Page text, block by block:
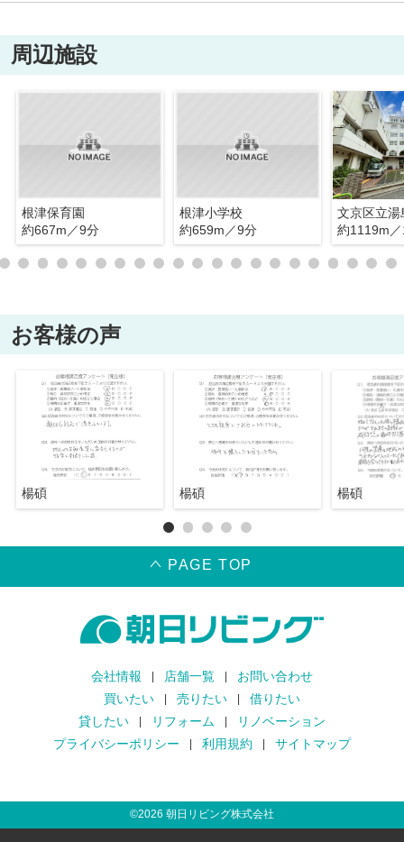
周辺施設
根津保育園
約667m／9分
根津小学校
約659m／9分
文京区立湯
約1119m
お客様の声
楊碩 楊碩 楊碩
PAGE TOP
会社情報 店舗一覧
お問い合わせ
買いたい
売りたい
借りたい
貸したい
リフォーム
リノベーション
プライバシーポリシー
利用規約 サイトマップ
©2026 朝日リビング株式会社